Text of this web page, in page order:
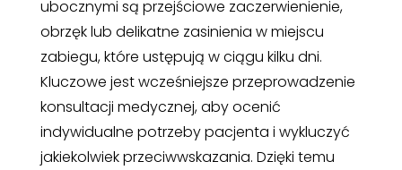
ubocznymi są przejściowe zaczerwienienie,
obrzęk lub delikatne zasinienia w miejscu
zabiegu, które ustępują w ciągu kilku dni.
Kluczowe jest wcześniejsze przeprowadzenie
konsultacji medycznej, aby ocenić
indywidualne potrzeby pacjenta i wykluczyć
jakiekolwiek przeciwwskazania. Dzięki temu